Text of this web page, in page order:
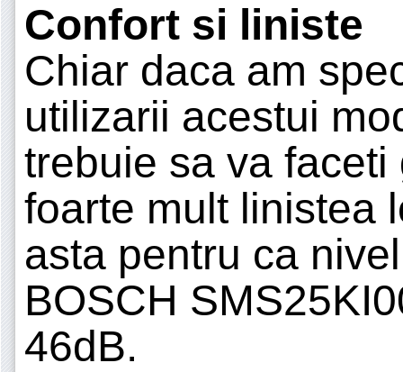
Confort si liniste
Chiar daca am
utilizarii acestui
trebuie sa va
foarte mult linistea
asta pentru ca
BOSCH
46dB.